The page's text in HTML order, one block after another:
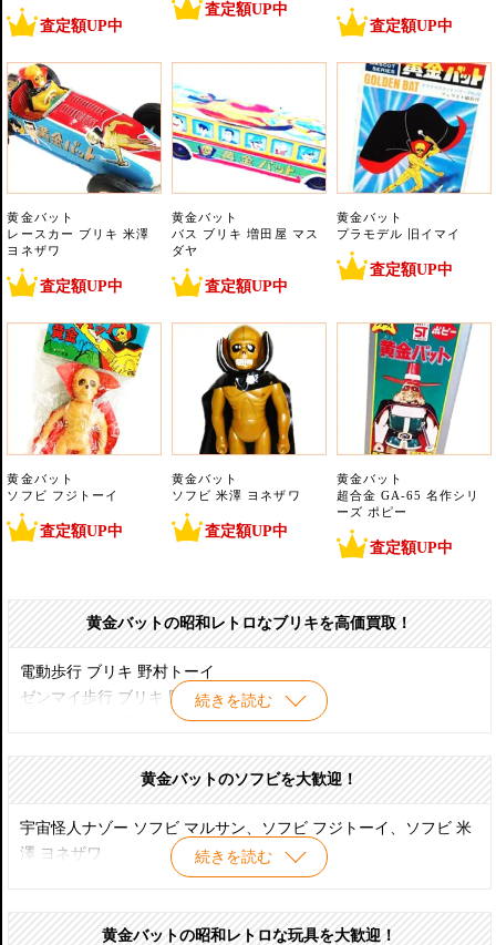
査定額UP中
査定額UP中
査定額UP中
黄金バット
レースカー ブリキ 米澤
ヨネザワ
査定額UP中
黄金バット
バス ブリキ 増田屋 マス
ダヤ
査定額UP中
黄金バット
プラモデル 旧イマイ
査定額UP中
黄金バット
ソフビ フジトーイ
査定額UP中
黄金バット
ソフビ 米澤 ヨネザワ
査定額UP中
黄金バット
超合金 GA-65 名作シリ
ーズ ポピー
査定額UP中
黄金バットの昭和レトロなブリキを高価買取！
続きを読む
電動歩行 ブリキ 野村トーイ
ゼンマイ歩行 ブリキ 野村トーイ
トヨペット クラウン ブリキ
ダブルマシンガン ブリキ 野村トーイ
戦車 ブリキ 米澤 ヨネザワ
バス ブリキ 増田屋 マスダヤ
ダブルマシンガン ブリキ 野村トーイ
ピストル ブリキ 野村トーイ
黄金バットのソフビを大歓迎！
続きを読む
宇宙怪人ナゾー ソフビ マルサン、ソフビ フジトーイ、ソフビ 米
澤 ヨネザワ
黄金バットの昭和レトロな玩具を大歓迎！